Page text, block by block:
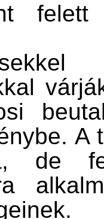
felett
A
de